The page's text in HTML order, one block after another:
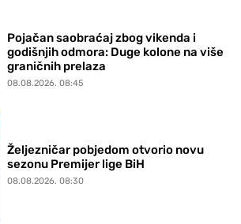
Pojačan saobraćaj zbog vikenda i
godišnjih odmora: Duge kolone na više
graničnih prelaza
08.08.2026. 08:45
Željezničar pobjedom otvorio novu
sezonu Premijer lige BiH
08.08.2026. 08:30